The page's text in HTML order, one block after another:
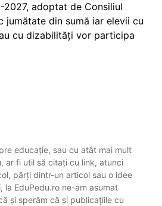
2027, adoptat de Consiliul
jumătate din sumă iar elevii cu
cu dizabilităţi vor participa
educație, sau cu atât mai mult
ar fi util să citați cu link, atunci
părți dintr-un articol sau o idee
la EduPedu.ro ne-am asumat
și sperăm că și publicațiile cu